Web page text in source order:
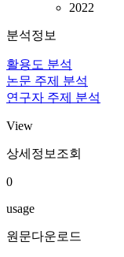
2022
분석정보
활용도 분석
논문 주제 분석
연구자 주제 분석
View
상세정보조회
0
usage
원문다운로드